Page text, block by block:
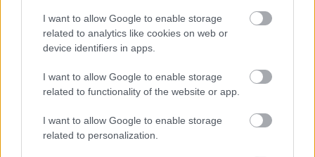
I want to allow Google to enable storage
related to analytics like cookies on web or
device identifiers in apps.
I want to allow Google to enable storage
related to functionality of the website or app.
I want to allow Google to enable storage
related to personalization.
Kapcsolódó hírek
JESSE LINGARD
HIVATALOS: LINGARD
TÁVOZIK